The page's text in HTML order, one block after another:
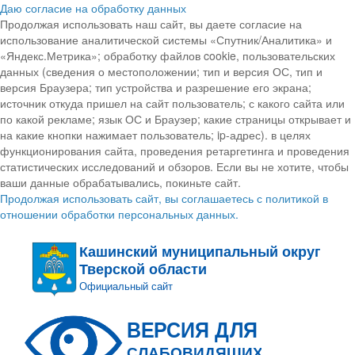
Даю согласие на обработку данных
Продолжая использовать наш сайт, вы даете согласие на
использование аналитической системы «Спутник/Аналитика» и
«Яндекс.Метрика»; обработку файлов cookie, пользовательских
данных (сведения о местоположении; тип и версия ОС, тип и
версия Браузера; тип устройства и разрешение его экрана;
источник откуда пришел на сайт пользователь; с какого сайта или
по какой рекламе; язык ОС и Браузер; какие страницы открывает и
на какие кнопки нажимает пользователь; ip-адрес). в целях
функционирования сайта, проведения ретаргетинга и проведения
статистических исследований и обзоров. Если вы не хотите, чтобы
ваши данные обрабатывались, покиньте сайт.
Продолжая использовать сайт, вы соглашаетесь с политикой в
отношении обработки персональных данных.